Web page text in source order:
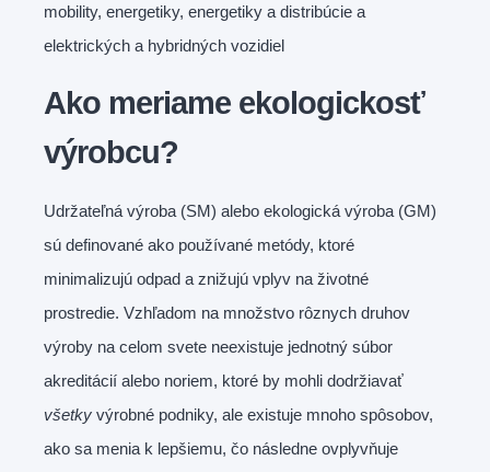
mobility, energetiky, energetiky a distribúcie a
elektrických a hybridných vozidiel
Ako meriame ekologickosť
výrobcu?
Udržateľná výroba (SM) alebo ekologická výroba (GM)
sú definované ako používané metódy, ktoré
minimalizujú odpad a znižujú vplyv na životné
prostredie. Vzhľadom na množstvo rôznych druhov
výroby na celom svete neexistuje jednotný súbor
akreditácií alebo noriem, ktoré by mohli dodržiavať
všetky výrobné podniky, ale existuje mnoho spôsobov,
ako sa menia k lepšiemu, čo následne ovplyvňuje